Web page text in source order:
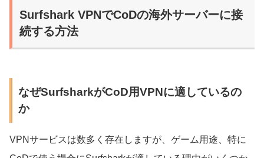
Surfshark VPNでCoDの海外サーバーに接
続する方法
なぜSurfsharkがCoD用VPNに適しているの
か
VPNサービスは数多く存在しますが、ゲーム用途、特に